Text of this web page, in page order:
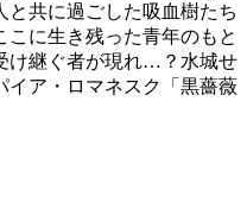
共に過ごした吸血樹たち
に生き残った青年のもと
け継ぐ者が現れ…？水城せ
イア・ロマネスク「黒薔薇